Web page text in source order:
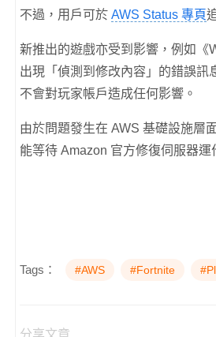
不過，用戶可於 AWS Status 專頁
新推出的遊戲亦受到影響，例如《
出現「偵測到修改內容」的錯誤訊
不會對玩家帳戶造成任何影響。
由於問題發生在 AWS 基礎設施層
能等待 Amazon 官方修復伺服器
Tags： #AWS #Fortnite
分享文章